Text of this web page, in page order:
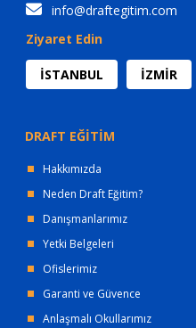
info@draftegitim.com
Ziyaret Edin
İSTANBUL İZMİR
DRAFT EĞİTİM
Hakkımızda
Neden Draft Eğitim?
Danışmanlarımız
Yetki Belgeleri
Ofislerimiz
Garanti ve Güvence
Anlaşmalı Okullarımız